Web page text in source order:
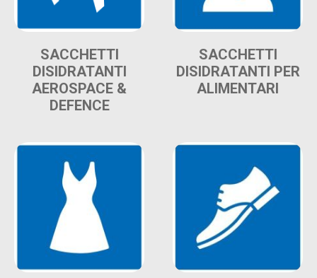
SACCHETTI
DISIDRATANTI
AEROSPACE &
DEFENCE
SACCHETTI
DISIDRATANTI PER
ALIMENTARI